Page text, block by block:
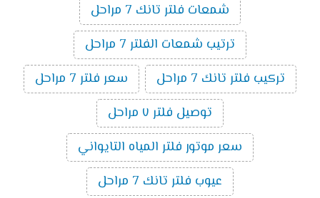
شمعات فلتر تانك 7 مراحل
ترتيب شمعات الفلتر 7 مراحل
تركيب فلتر تانك 7 مراحل
سعر فلتر 7 مراحل
توصيل فلتر ٧ مراحل
سعر موتور فلتر المياه التايواني
عيوب فلتر تانك 7 مراحل